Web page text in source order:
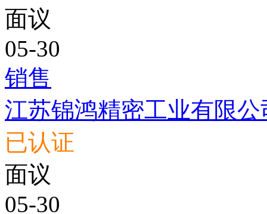
面议
05-30
销售
江苏锦鸿精密工业有限公
已认证
面议
05-30